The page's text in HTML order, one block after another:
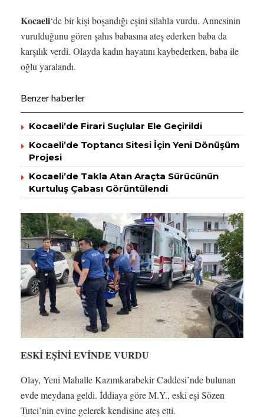
Kocaeli‘de bir kişi boşandığı eşini silahla vurdu. Annesinin
vurulduğunu gören şahıs babasına ateş ederken baba da
karşılık verdi. Olayda kadın hayatını kaybederken, baba ile
oğlu yaralandı.
Benzer haberler
Kocaeli’de Firari Suçlular Ele Geçirildi
Kocaeli’de Toptancı Sitesi İçin Yeni Dönüşüm
Projesi
Kocaeli’de Takla Atan Araçta Sürücünün
Kurtuluş Çabası Görüntülendi
ESKİ EŞİNİ EVİNDE VURDU
Olay, Yeni Mahalle Kazımkarabekir Caddesi’nde bulunan
evde meydana geldi. İddiaya göre M.Y., eski eşi Sözen
Tutci’nin evine gelerek kendisine ateş etti.